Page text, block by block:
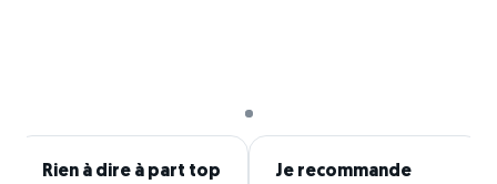
Rien à dire à part top
Je recommande